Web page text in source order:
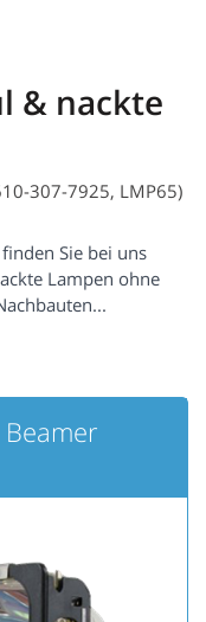
& nackte
307-7925, LMP65)
Sie bei uns
Lampen ohne